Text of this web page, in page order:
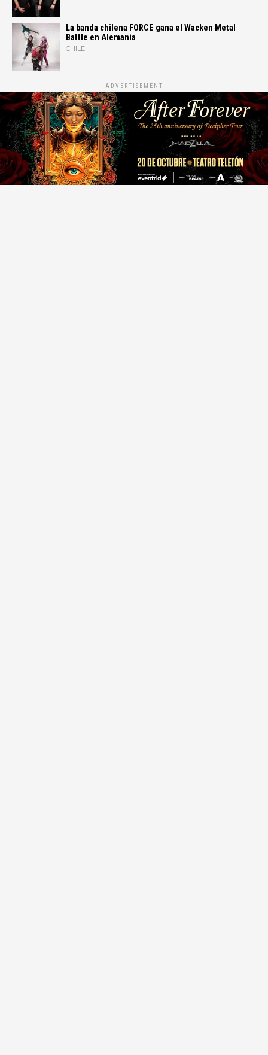
La banda chilena FORCE gana el Wacken Metal
Battle en Alemania
CHILE
ADVERTISEMENT